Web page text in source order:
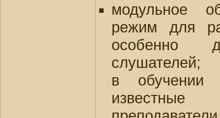
модульное
режим для
особенно
слушателей;
в обучении